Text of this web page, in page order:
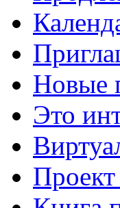
Новые
Это